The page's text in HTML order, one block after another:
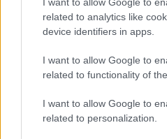
related to analytics like
device identifiers in apps.
I want to allow Google to
related to functionality of
I want to allow Google to
related to personalization.
Μάριους Κράιγκερ Λιντ: Ο
Τζέφρι Μονκαντά: Ποιος είναι ο